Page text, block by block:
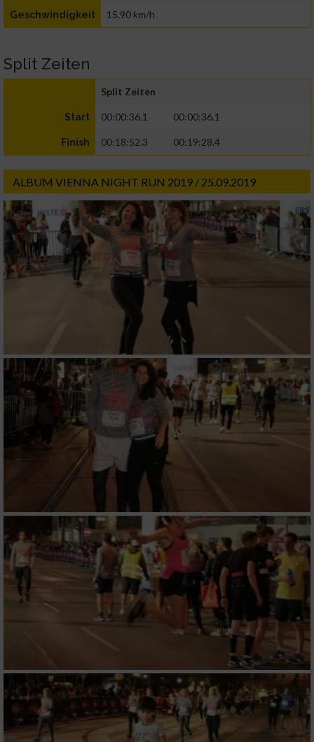
Geschwindigkeit 15,90 km/h
Split Zeiten
Split Zeiten
Start 00:00:36.1 00:00:36.1
Finish 00:18:52.3 00:19:28.4
ALBUM VIENNA NIGHT RUN 2019 / 25.09.2019